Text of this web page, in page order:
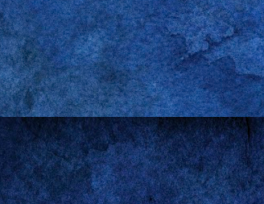
y experiencias de segunda mano. Por eso nunca me
de mis ideas, me conformo con poner los hechos
señor marido que, siendo también (como diría una
este punto no he dicho nada que le lectore no sepa o
historias de otras personas y de mí mismo y
fuente inagotable de inspiración.
Las relaciones heterosexuales, para el ejemplo con el
asomo con desgano, pero que nunca decepciona
dominación”: no me interesa llevar la contabilidad de
parir. Feminista como sigo siendo (aunque menos
abierto paso a los golpes e, involuntariamente,
dejado de ser las que tienen que esforzarse el triple